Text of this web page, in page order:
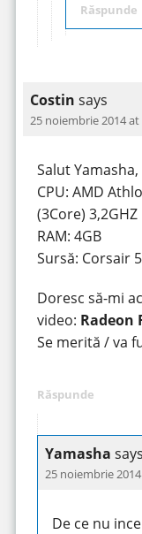
Răspunde
Costin says
25 noiembrie 2014 at
Salut
CPU: AMD
(3Core) 3,2GHZ
RAM: 4GB
Sursă: Corsair
Doresc să-mi
video: Radeon
Se merită / va
Răspunde
Yamasha says
25 noiembrie
De ce nu